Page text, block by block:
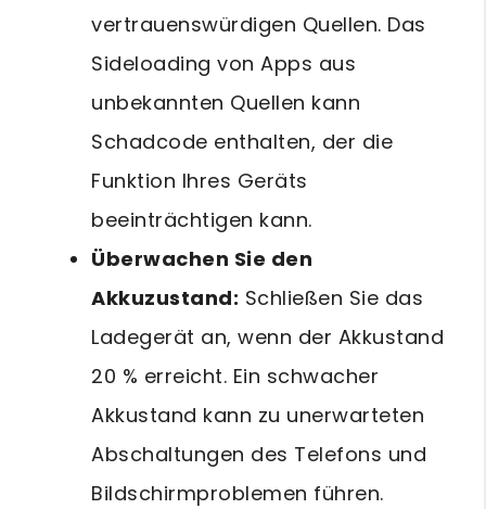
vertrauenswürdigen Quellen. Das
Sideloading von Apps aus
unbekannten Quellen kann
Schadcode enthalten, der die
Funktion Ihres Geräts
beeinträchtigen kann.
Überwachen Sie den
Akkuzustand: Schließen Sie das
Ladegerät an, wenn der Akkustand
20 % erreicht. Ein schwacher
Akkustand kann zu unerwarteten
Abschaltungen des Telefons und
Bildschirmproblemen führen.